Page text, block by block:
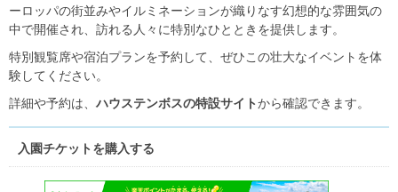
ーロッパの街並みやイルミネーションが織りなす幻想的な雰囲気の
中で開催され、訪れる人々に特別なひとときを提供します。
特別観覧席や宿泊プランを予約して、ぜひこの壮大なイベントを体
験してください。
詳細や予約は、 ハウステンボスの特設サイトから確認できます。
入園チケットを購入する